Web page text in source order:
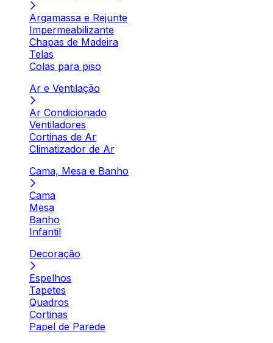
Argamassa e Rejunte
Impermeabilizante
Chapas de Madeira
Telas
Colas para piso
Ar e Ventilação
Ar Condicionado
Ventiladores
Cortinas de Ar
Climatizador de Ar
Cama, Mesa e Banho
Cama
Mesa
Banho
Infantil
Decoração
Espelhos
Tapetes
Quadros
Cortinas
Papel de Parede